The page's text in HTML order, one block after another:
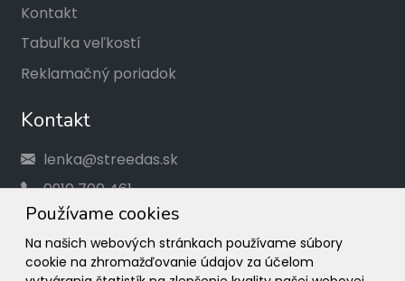
Používame cookies
Na našich webových stránkach používame súbory
cookie na zhromažďovanie údajov za účelom
Kontakt
Tabuľka veľkostí
Reklamačný poriadok
Kontakt
lenka@streedas.sk
0910 700 461
Social
Facebook